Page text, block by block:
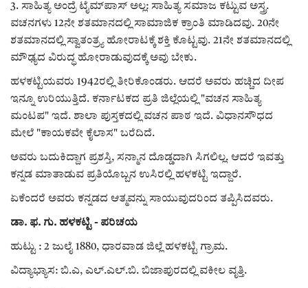
3. ಸಾಹಿತ್ಯ ಅಂದ್ರೆ ಟೈಮ್‌ಪಾಸ್ ಅಲ್ಲ: ಸಾಹಿತ್ಯ ಸಮಾಜ ಕಟ್ಟುವ ಅಸ್ತ್ರ.
ವಚನಗಳು 12ನೇ ಶತಮಾನದಲ್ಲಿ ಸಾಮಾಜಿಕ ಕ್ರಾಂತಿ ಮಾಡಿದವು. 20ನೇ
ಶತಮಾನದಲ್ಲಿ ಸ್ವಾತಂತ್ರ್ಯ ಹೋರಾಟಕ್ಕೆ ಶಕ್ತಿ ಕೊಟ್ಟವು. 21ನೇ ಶತಮಾನದಲ್ಲಿ
ಮೌಢ್ಯದ ವಿರುದ್ಧ ಹೋರಾಡುವುದಕ್ಕೆ ಅವು ಬೇಕು.
ಹಳಕಟ್ಟಿಯವರು 1942ರಲ್ಲಿ ತೀರಿಕೊಂಡರು. ಆದರೆ ಅವರು ಹಚ್ಚಿದ ದೀಪ
ಇನ್ನೂ ಉರಿಯುತ್ತಿದೆ. ಕರ್ನಾಟಕದ ಪ್ರತಿ ಜಿಲ್ಲೆಯಲ್ಲಿ "ವಚನ ಸಾಹಿತ್ಯ
ಮಂಟಪ" ಇದೆ. ಶಾಲಾ ಪುಸ್ತಕದಲ್ಲಿ ವಚನ ಪಾಠ ಇದೆ. ವಿಧಾನಸೌಧದ
ಮೇಲೆ "ಕಾಯಕವೇ ಕೈಲಾಸ" ಬರೆದಿದೆ.
ಅವರು ಬದುಕಿದ್ದಾಗ ಪ್ರಶಸ್ತಿ, ಸನ್ಮಾನ ದೊಡ್ಡದಾಗಿ ಸಿಗಲಿಲ್ಲ. ಆದರೆ ಇವತ್ತು
ಕನ್ನಡ ಮಾತಾಡುವ ಪ್ರತಿಯೊಬ್ಬನ ಉಸಿರಲ್ಲಿ ಹಳಕಟ್ಟಿ ಇದ್ದಾರೆ.
ಏಕೆಂದರೆ ಅವರು ಕನ್ನಡದ ಆತ್ಮವನ್ನು ಸಾಯುವುದರಿಂದ ತಪ್ಪಿಸಿದವರು.
ಡಾ. ಫ. ಗು. ಹಳಕಟ್ಟಿ - ಪರಿಚಯ
ಹುಟ್ಟು : 2 ಜುಲೈ 1880, ಧಾರವಾಡ ಜಿಲ್ಲೆ ಹಳಕಟ್ಟಿ ಗ್ರಾಮ.
ವಿದ್ಯಾಭ್ಯಾಸ: ಬಿ.ಎ, ಎಲ್.ಎಲ್.ಬಿ. ಬಿಜಾಪುರದಲ್ಲಿ ವಕೀಲ ವೃತ್ತಿ.